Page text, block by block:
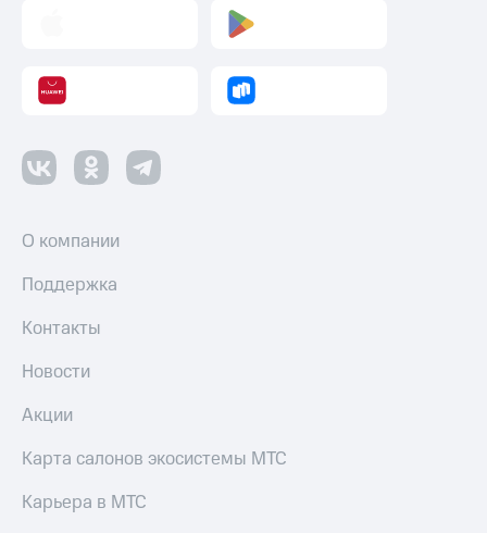
О компании
Поддержка
Контакты
Новости
Акции
Карта салонов экосистемы МТС
Карьера в МТС